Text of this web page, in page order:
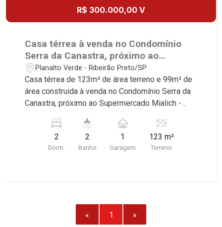
R$ 300.000,00 V
Casa térrea à venda no Condomínio
Serra da Canastra, próximo ao
Supermercado Mialich - Ribeirão
Preto/SP.
Planalto Verde - Ribeirão Preto/SP
Casa térrea de 123m² de área terreno e 99m² de
área construida à venda no Condomínio Serra da
Canastra, próximo ao Supermercado Mialich -
Conheça as características deste imóvel que a
Martinelli Imobiliária selecionou para você: -
123m² de área terreno e 99m² de área construida
referência no mercado imobiliário desde 2000!
Avenida João Fiúsa, 1051 - Alto da Boa Vista
2
Dorm.
2
Banho
1
Garagem
123 m²
Terreno
« 1 »